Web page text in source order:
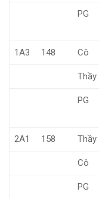
PG
1A3 148 Cô
Thầy
PG
2A1 158 Thầy
Cô
PG